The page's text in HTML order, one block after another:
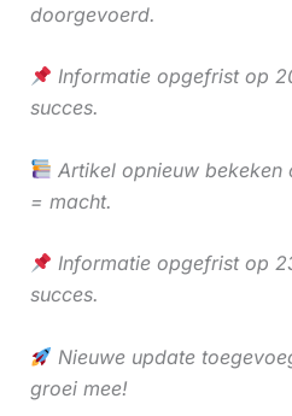
doorgevoerd.
Informatie opgefrist op
succes.
Artikel opnieuw
= macht.
Informatie opgefrist op
succes.
Nieuwe update
groei mee!